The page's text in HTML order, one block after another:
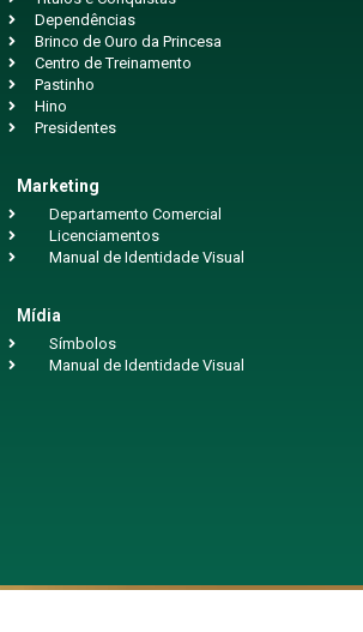
Dependências
Brinco de Ouro da Princesa
Centro de Treinamento
Pastinho
Hino
Presidentes
Marketing
Departamento Comercial
Licenciamentos
Manual de Identidade Visual
Mídia
Símbolos
Manual de Identidade Visual